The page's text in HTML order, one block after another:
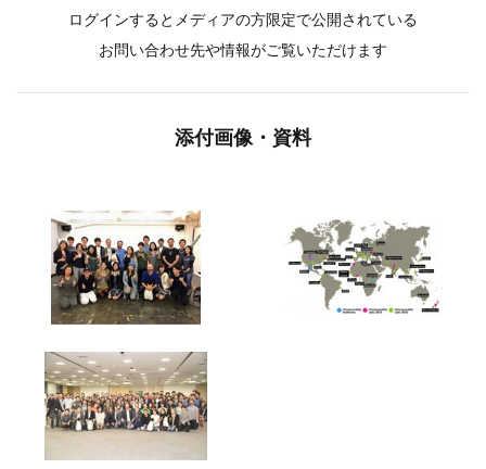
ログインするとメディアの方限定で公開されている
お問い合わせ先や情報がご覧いただけます
添付画像・資料